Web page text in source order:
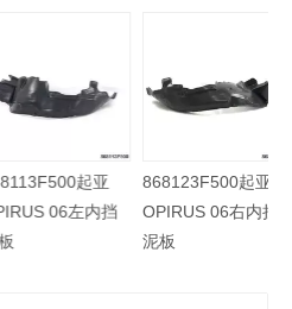
起亚
03右内挡
868113F500起亚
OPIRUS 06左内挡